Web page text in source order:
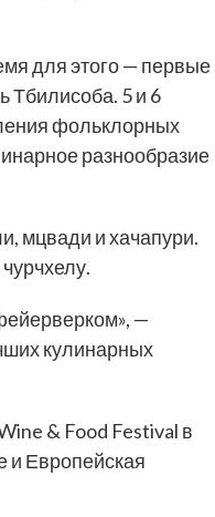
для этого — первые
Тбилисоба. 5 и 6
фольклорных
разнообразие
мцвади и хачапури.
—
кулинарных
& Food Festival в
и Европейская